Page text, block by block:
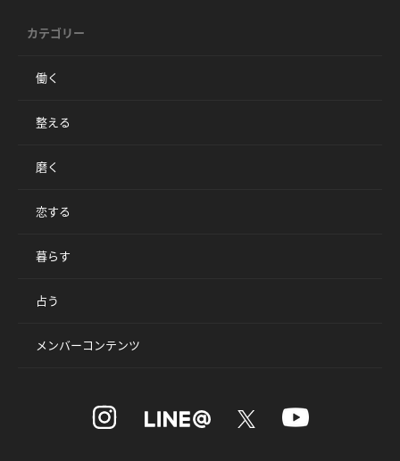
カテゴリー
働く
整える
磨く
恋する
暮らす
占う
メンバーコンテンツ